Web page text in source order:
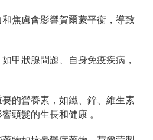
和焦慮會影響賀爾蒙平衡，導致
如甲狀腺問題、自身免疫疾病，
要的營養素，如鐵、鋅、維生素
頭髮的生長和健康 。